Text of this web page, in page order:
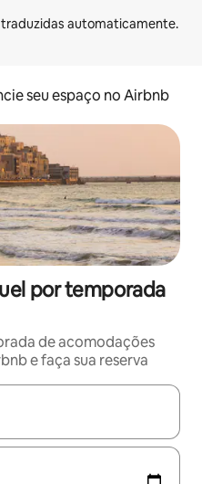
seu espaço no Airbnb
por temporada
de acomodações
e faça sua reserva
disponíveis, explore-os